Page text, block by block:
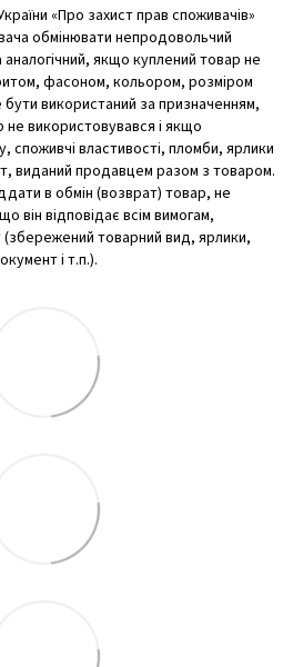
«Про захист прав споживачів»
обмінювати непродовольчий
аналогічний, якщо куплений товар не
фасоном, кольором, розміром
використаний за призначенням,
використовувався і якщо
споживчі властивості, пломби, ярлики
виданий продавцем разом з товаром.
в обмін (возврат) товар, не
він відповідає всім вимогам,
товарний вид, ярлики,
і т.п.).